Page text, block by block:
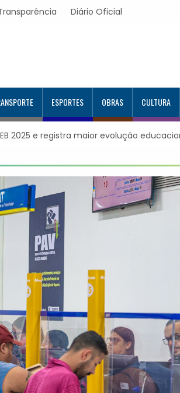
Diário Oficial
ESPORTES OBRAS CULTURA
Itapevi forma mais 120 estudantes no